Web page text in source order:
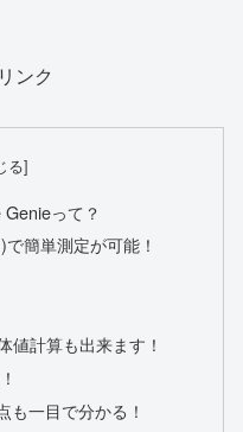
ンク
って？
簡単測定が可能！
値計算も出来ます！
も一目で分かる！